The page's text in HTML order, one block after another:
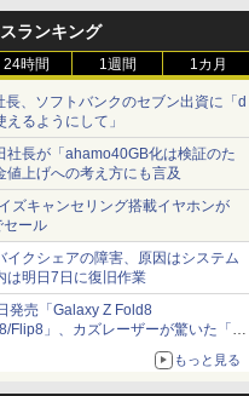
ランキング
24時間 1週間 1カ月
長、ソフトバンクのセブン出資に「d
えるようにして」
社長が「ahamo40GB化は検証のた
値上げへの考え方にも言及
ズキャンセリング搭載イヤホンが
ール
イクシェアの障害、原因はシステム
明日7日に復旧作業
発売「Galaxy Z Fold8
Flip8」、カズレーザーが驚いた「そ
もっと見る